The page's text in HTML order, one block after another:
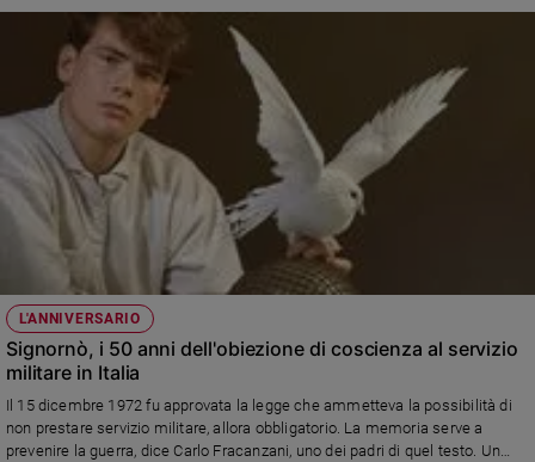
L'ANNIVERSARIO
Signornò, i 50 anni dell'obiezione di coscienza al servizio
militare in Italia
Il 15 dicembre 1972 fu approvata la legge che ammetteva la possibilità di
non prestare servizio militare, allora obbligatorio. La memoria serve a
prevenire la guerra, dice Carlo Fracanzani, uno dei padri di quel testo. Un